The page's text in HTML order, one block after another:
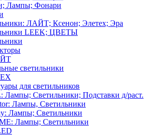
Лампы; Фонари
ЛАЙТ; Ксенон; Элетех; Эра
LEEK; ЦВЕТЫ
светильники
для светильников
Лампы; Светильники; Подставки д/раст.
Лампы, Светильники
Лампы; Светильники
Лампы; Светильники